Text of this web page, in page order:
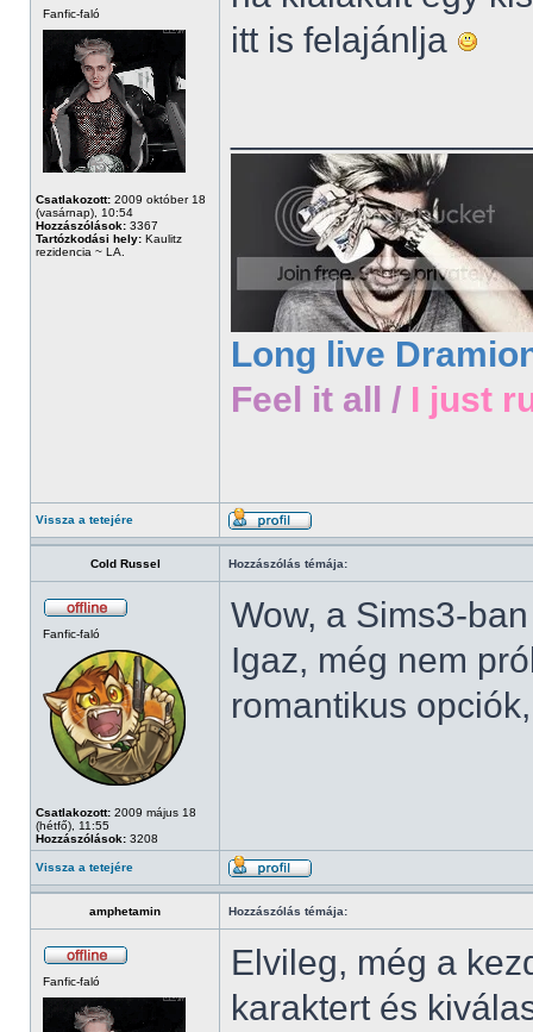
Fanfic-faló
Csatlakozott: 2009 október 18
(vasárnap), 10:54
Hozzászólások: 3367
Tartózkodási hely: Kaulitz
rezidencia ~ LA.
itt is felajánlja
Long live
Feel it all / I just
Vissza a tetejére
Cold Russel Hozzászólás témája:
Fanfic-faló
Csatlakozott: 2009 május 18
(hétfő), 11:55
Hozzászólások: 3208
Wow, a Sims3-
Igaz, még nem
romantikus
Vissza a tetejére
amphetamin Hozzászólás témája:
Fanfic-faló
Elvileg, még a
karaktert és